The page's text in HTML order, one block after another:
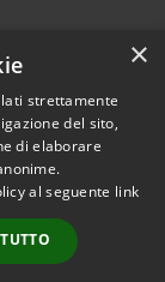
2026 • Comune di
•
Accesso
×
strettamente
del sito,
di elaborare
al seguente link